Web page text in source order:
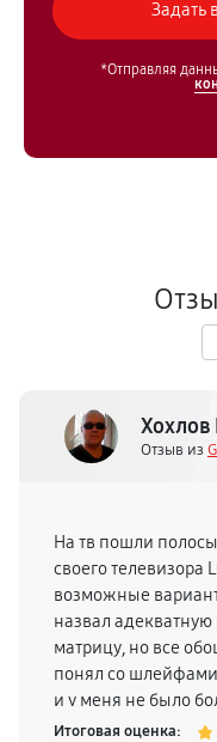
*Отправляя
Хохлов
Отзыв из
На тв пошли
своего телевизора
возможные
назвал
матрицу, но все
понял со
и у меня не было
телевизора,
Итоговая оценка: